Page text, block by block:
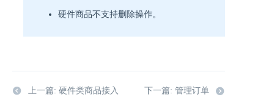
硬件商品不支持删除操作。
上一篇: 硬件类商品接入 下一篇: 管理订单